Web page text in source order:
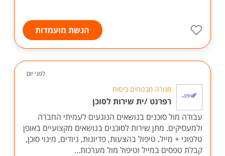
הגשת מועמדות
לפני יום
מנורה מבטחים ביטוח
רפרנט /ית שירות לסוכן
עבודה מול סוכנים בנושאים הנוגעים לעמיתי החברה
ולמעסיקים. מתן שירות לסוכנים בנושאים מקצועיים באופן
טלפוני + מייל. טיפול בהצעות, פדיונות, ניודים, מינוי סוכן,
קבלת טפסים במייל וטיפול מול מערכות...